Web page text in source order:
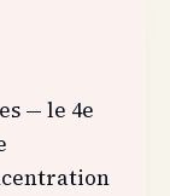
— le 4e